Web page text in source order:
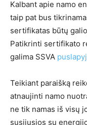
Kalbant apie namo
taip pat bus
sertifikatas būtų
Patikrinti sertifikato
galima SSVA
Teikiant paraišką
atnaujinti namo
ne tik namas iš visų
susijusios su